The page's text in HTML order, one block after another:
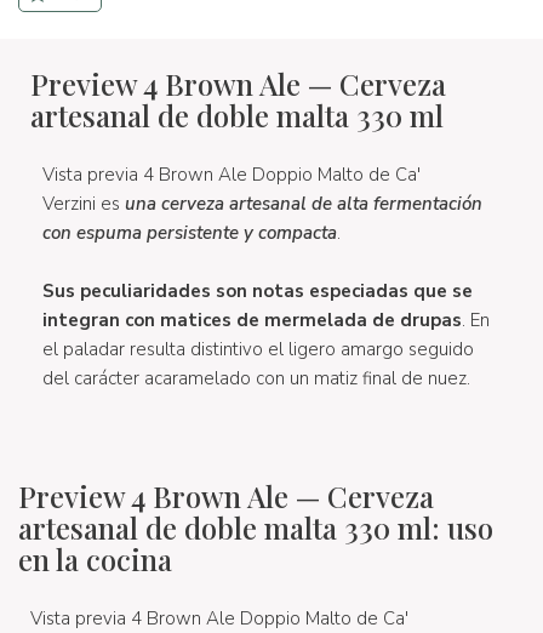
Preview 4 Brown Ale — Cerveza
artesanal de doble malta 330 ml
Vista previa 4 Brown Ale Doppio Malto de Ca'
Verzini es una cerveza artesanal de alta fermentación
con espuma persistente y compacta.
Sus peculiaridades son notas especiadas que se
integran con matices de mermelada de drupas. En
el paladar resulta distintivo el ligero amargo seguido
del carácter acaramelado con un matiz final de nuez.
Preview 4 Brown Ale — Cerveza
artesanal de doble malta 330 ml: uso
en la cocina
Vista previa 4 Brown Ale Doppio Malto de Ca'